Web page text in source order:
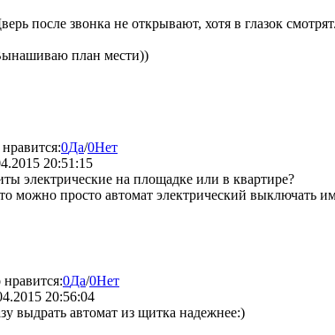
после звонка не открывают, хотя в глазок
план мести))
0Да/0Нет
20:51:15
электрические на площадке или в квартире?
можно просто автомат электрический выключать
0Да/0Нет
20:56:04
выдрать автомат из щитка надежнее:)